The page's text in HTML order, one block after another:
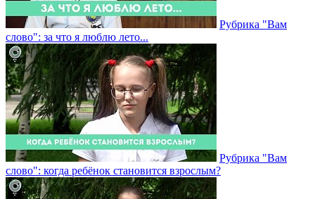
Рубрика "Вам
слово": за что я люблю лето...
Рубрика "Вам
слово": когда ребёнок становится взрослым?